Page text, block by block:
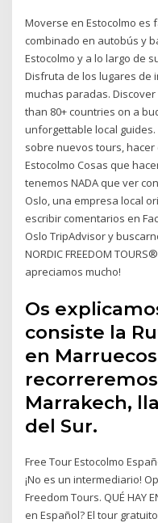
Moverse en Estocolmo es
combinado en autobús y
Estocolmo y a lo largo de
Disfruta de los lugares de
muchas paradas.
than 80+ countries on a
unforgettable local guides.
sobre nuevos tours, hacer
Estocolmo Cosas que
tenemos NADA que ver
Oslo, una empresa local
escribir comentarios en
Oslo TripAdvisor y
NORDIC FREEDOM
apreciamos mucho!
Os
consiste la
en
Marrakech,
del Sur.
Free Tour Estocolmo
¡No es un intermediario!
Freedom Tours. QUÉ HAY
en Español? El tour